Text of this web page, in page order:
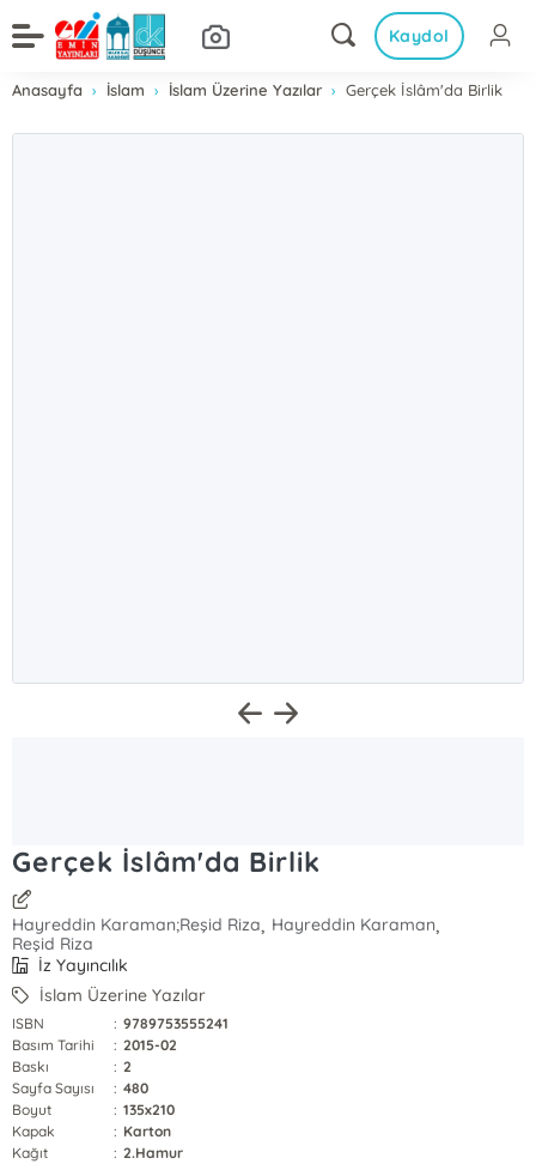
Kaydol
Anasayfa İslam İslam Üzerine Yazılar Gerçek İslâm'da Birlik
Gerçek İslâm'da Birlik
Hayreddin Karaman;Reşid Riza, Hayreddin Karaman,
Reşid Riza
İz Yayıncılık
İslam Üzerine Yazılar
ISBN : 9789753555241
Basım Tarihi
: 2015-02
Baskı
: 2
Sayfa Sayısı
: 480
Boyut
: 135x210
Kapak
: Karton
Kağıt
: 2.Hamur